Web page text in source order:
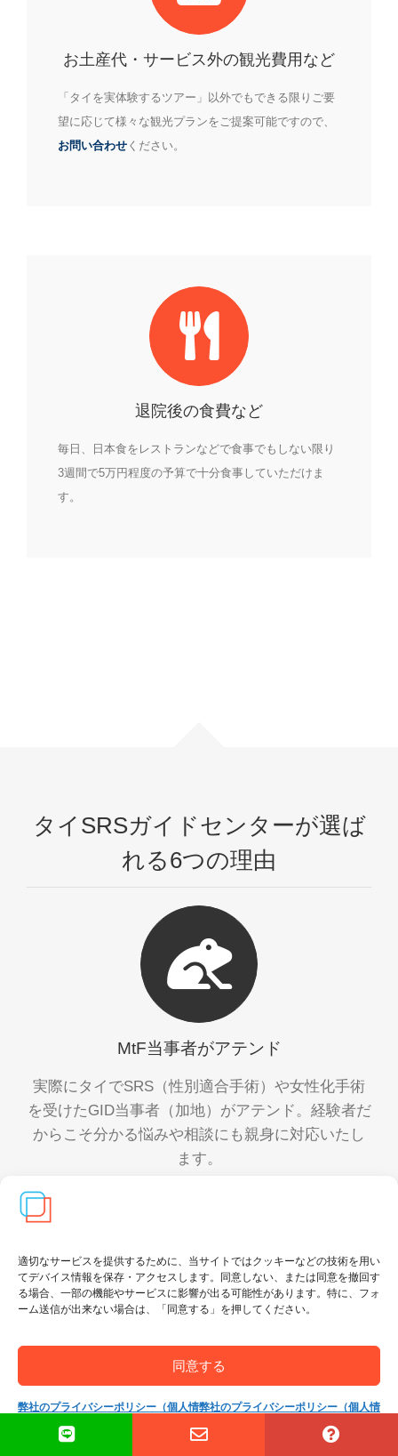
適切なサービスを提供するために、当サイトではクッキーなどの技術を用い
てデバイス情報を保存・アクセスします。同意しない、または同意を撤回す
る場合、一部の機能やサービスに影響が出る可能性があります。特に、フォ
ーム送信が出来ない場合は、「同意する」を押してください。
同意する
弊社のプライバシーポリシー（個人情
報保護方針）
弊社のプライバシーポリシー（個人情
報保護方針）
お土産代・サービス外の観光費用など
「タイを実体験するツアー」以外でもできる限りご要
望に応じて様々な観光プランをご提案可能ですので、
お問い合わせ ください。
退院後の食費など
毎日、日本食をレストランなどで食事でもしない限り
3週間で5万円程度の予算で十分食事していただけま
す。
タイSRSガイドセンターが選ば
れる6つの理由
MtF当事者がアテンド
実際にタイでSRS（性別適合手術）や女性化手術
を受けたGID当事者（加地）がアテンド。経験者だ
からこそ分かる悩みや相談にも親身に対応いたし
ます。
医療コーディネート専門会社
2004年から21年以上にわたって医療コーディネー
ト事業を行うタイ法人が運営
。一般的なアテンド
会社やエージェンシーとは異なり、各術式に精通